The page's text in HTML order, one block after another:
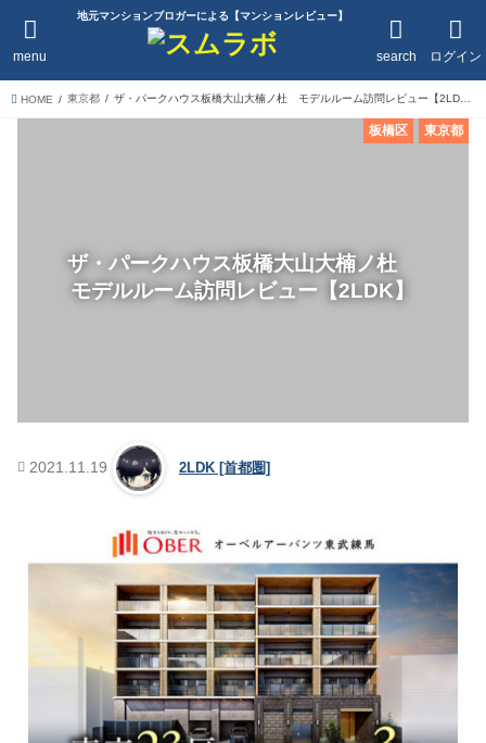
地元マンションブロガーによる【マンションレビュー】
ログイン
search
menu
HOME 東京都
ザ・パークハウス板橋大山大楠ノ杜
モデルルーム訪問レビュー【2LDK】
東京都
板橋区
2021.11.19 2LDK [首都圏]